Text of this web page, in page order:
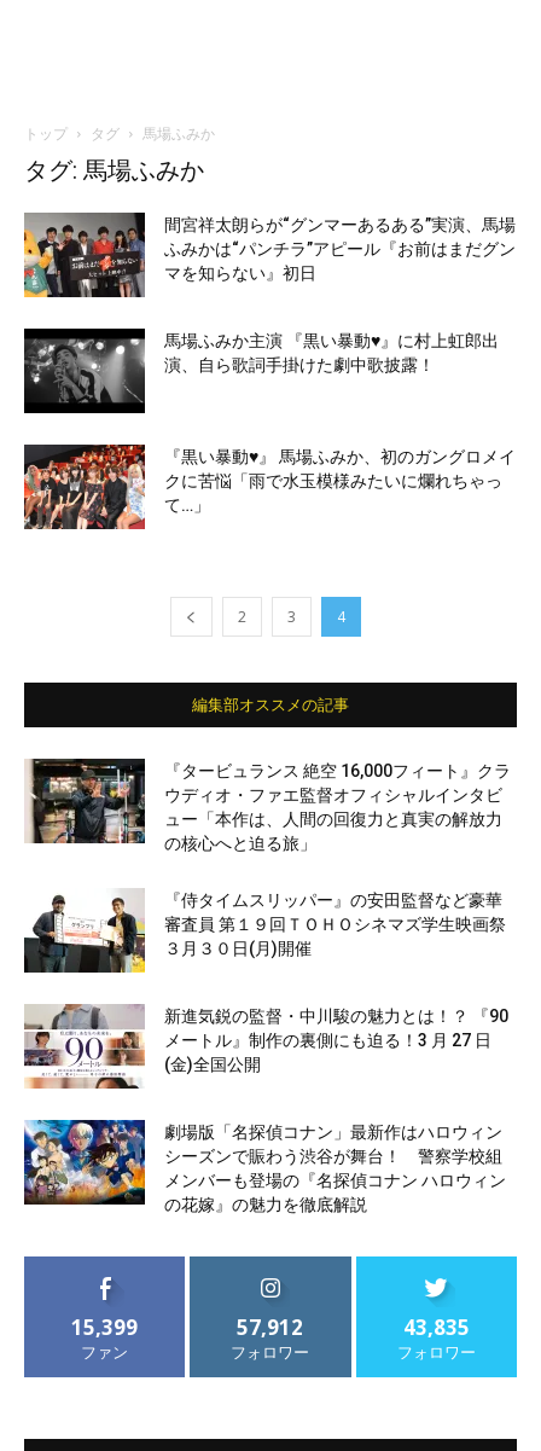
トップ タグ 馬場ふみか
タグ: 馬場ふみか
間宮祥太朗らが“グンマーあるある”実演、馬場
ふみかは“パンチラ”アピール『お前はまだグン
マを知らない』初日
馬場ふみか主演 『黒い暴動♥』に村上虹郎出
演、自ら歌詞手掛けた劇中歌披露！
『黒い暴動♥』 馬場ふみか、初のガングロメイ
クに苦悩「雨で水玉模様みたいに爛れちゃっ
て…」
2 3 4
編集部オススメの記事
『タービュランス 絶空 16,000フィート』クラ
ウディオ・ファエ監督オフィシャルインタビ
ュー「本作は、人間の回復力と真実の解放力
の核心へと迫る旅」
『侍タイムスリッパー』の安田監督など豪華
審査員 第１９回ＴＯＨＯシネマズ学生映画祭
３月３０日(月)開催
新進気鋭の監督・中川駿の魅力とは！？ 『90
メートル』制作の裏側にも迫る！3 月 27 日
(金)全国公開
劇場版「名探偵コナン」最新作はハロウィン
シーズンで賑わう渋谷が舞台！ 警察学校組
メンバーも登場の『名探偵コナン ハロウィン
の花嫁』の魅力を徹底解説
15,399
ファン
57,912
フォロワー
43,835
フォロワー